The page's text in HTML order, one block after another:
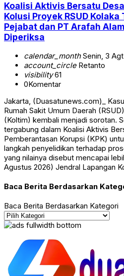
Koalisi Aktivis Bersatu
Kolusi Proyek RSUD Kolaka
Pejabat dan PT Arafah
Diperiksa
calendar_monthSenin, 3
account_circleRetanto
visibility61
0Komentar
Jakarta, (Duasatunews.com)_
Rumah Sakit Umum Daerah
(Koltim) kembali menjadi sorotan.
tergabung dalam Koalisi Aktivis
Pemberantasan Korupsi (KPK)
langkah penyelidikan terhadap
yang nilainya disebut mencapai
Agustus 2026) Jendral Lapangan
Baca Berita Berdasarkan
Baca Berita Berdasarkan Kategori